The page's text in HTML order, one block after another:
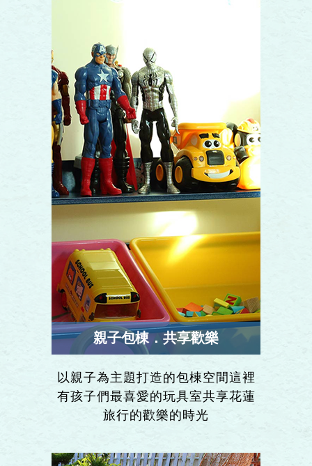
親子包棟．共享歡樂
以親子為主題打造的包棟空間這裡
有孩子們最喜愛的玩具室共享花蓮
旅行的歡樂的時光